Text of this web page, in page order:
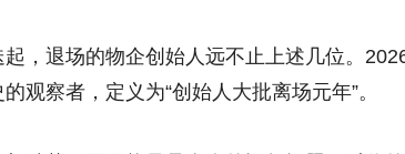
，退场的物企创始人远不止上述几位。
观察者，定义为“创始人大批离场元年”。